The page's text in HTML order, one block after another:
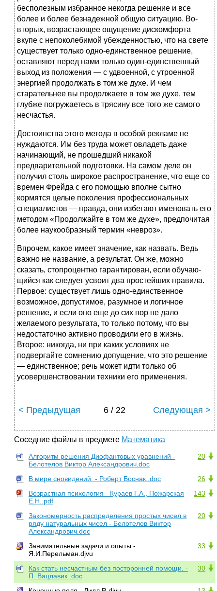
бесполезным избранное неког­да решение и все
более и более безнадежной общую ситуацию. Во-
вторых, возрастающее ощущение дискомфорта
вкупе с непоколебимой убежденностью, что на свете
существует только одно-единственное решение,
оставляют пе­ред нами только один-единственный
выход из положения — с удвоенной, с утроенной
энергией продолжать в том же духе. И чем
старательнее вы про­должаете в том же духе, тем
глубже погружаетесь в трясину все того же самого
несчастья.
Достоинства этого метода в особой рекламе не
нуждаются. Им без труда может овладеть даже
начинающий, не прошедший никакой
предварительной подготовки. На самом деле он
получил столь широкое распространение, что еще со
времен Фрейда с его помощью вполне сытно
кормятся целые поколения профессиональных
специалистов — правда, они избегают именовать его
мето­дом «Продолжайте в том же духе», предпочитая
более наукообразный термин «невроз».
Впрочем, какое имеет значение, как назвать. Ведь
важно не название, а результат. Он же, можно
сказать, стопроцентно гарантирован, если обучаю­
щийся как следует усвоит два простейших правила.
Первое: существует лишь одно-единственное
возможное, допустимое, разумное и логичное
решение, и если оно еще до сих пор не дало
желаемого результата, то только потому, что вы
недостаточно активно проводили его в жизнь.
Второе: никогда, ни при каких условиях не
подвергайте сомнению допущение, что это решение
— единственное; речь может идти только об
усовершенствовании техники его применения.
< Предыдущая 6 / 22 Следующая >
Соседние файлы в предмете Математика
20
Алгоритм решения Диофантовых уравнений -
Белотелов Виктор Александрович.doc
26
В миpе сновидений. - Робеpт Боснак..doc
143
Возрастная психология - Кураев Г.А., Пожарская
Е.Н..pdf
20
Закономерность распределения простых чисел в
ряду натуральных чисел - Белотелов Виктор
Александрович.doc
33
Занимательные задачи и опыты -
Я.И.Перельман.djvu
30
Как стать несчастным без посторонней помощи. -
П. Вацлавик..doc